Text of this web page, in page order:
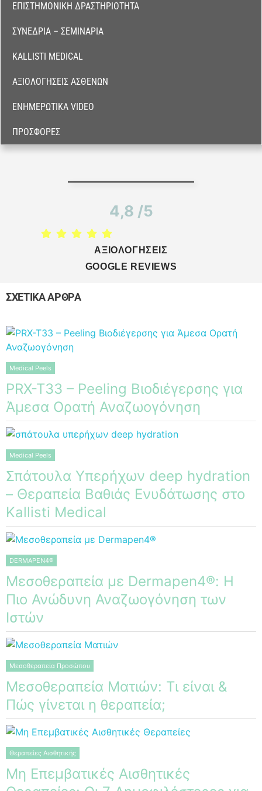
ΕΠΙΣΤΗΜΟΝΙΚΉ ΔΡΑΣΤΗΡΙΌΤΗΤΑ
ΣΥΝΈΔΡΙΑ – ΣΕΜΙΝΆΡΙΑ
KALLISTI MEDICAL
ΑΞΙΟΛΟΓΉΣΕΙΣ ΑΣΘΕΝΏΝ
ΕΝΗΜΕΡΩΤΙΚΆ VIDEO
ΠΡΟΣΦΟΡΈΣ
4,8 /5
ΑΞΙΟΛΟΓΗΣΕΙΣ
GOOGLE REVIEWS
ΣΧΕΤΙΚΑ ΑΡΘΡΑ
Medical Peels
PRX-T33 – Peeling Βιοδιέγερσης για
Άμεσα Ορατή Αναζωογόνηση
Medical Peels
Σπάτουλα Υπερήχων deep hydration
– Θεραπεία Βαθιάς Ενυδάτωσης στο
Kallisti Medical
DERMAPEN4®
Μεσοθεραπεία με Dermapen4®: Η
Πιο Ανώδυνη Αναζωογόνηση των
Ιστών
Μεσοθεραπεία Προσώπου
Μεσοθεραπεία Ματιών: Τι είναι &
Πώς γίνεται η θεραπεία;
Θεραπείες Αισθητικής
Μη Επεμβατικές Αισθητικές